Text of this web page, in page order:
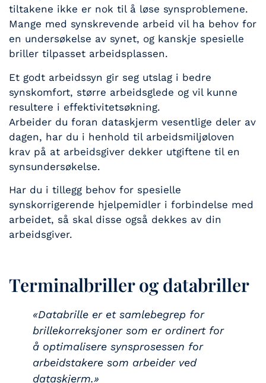
tiltakene ikke er nok til å løse synsproblemene.
Mange med synskrevende arbeid vil ha behov for
en undersøkelse av synet, og kanskje spesielle
briller tilpasset arbeidsplassen.
Et godt arbeidssyn gir seg utslag i bedre
synskomfort, større arbeidsglede og vil kunne
resultere i effektivitetsøkning.
Arbeider du foran dataskjerm vesentlige deler av
dagen, har du i henhold til arbeidsmiljøloven
krav på at arbeidsgiver dekker utgiftene til en
synsundersøkelse.
Har du i tillegg behov for spesielle
synskorrigerende hjelpemidler i forbindelse med
arbeidet, så skal disse også dekkes av din
arbeidsgiver.
Terminalbriller og databriller
«Databrille er et samlebegrep for
brillekorreksjoner som er ordinert for
å optimalisere synsprosessen for
arbeidstakere som arbeider ved
dataskjerm.»